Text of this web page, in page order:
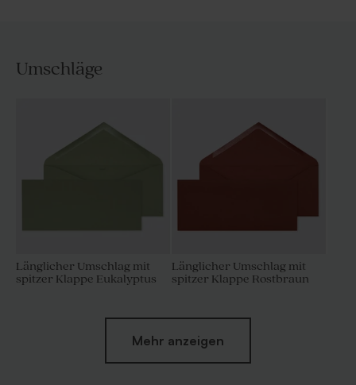
Umschläge
Länglicher Umschlag mit
spitzer Klappe Eukalyptus
Länglicher Umschlag mit
spitzer Klappe Rostbraun
Mehr anzeigen